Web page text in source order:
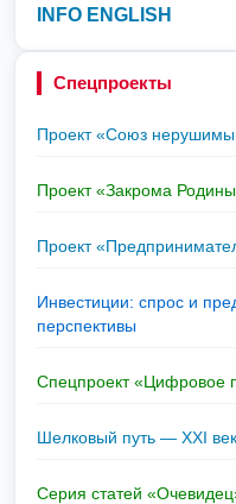
INFO ENGLISH
Спецпроекты
Проект «Союз
Проект «Закрома
Проект
Инвестиции: спрос и
перспективы
Спецпроект «Цифровое
Шелковый путь — XXI век
Серия статей